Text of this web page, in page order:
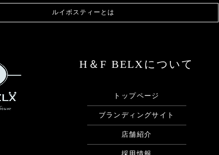
ルイボスティーとは
H＆F BELXについて
トップページ
ブランディングサイト
店舗紹介